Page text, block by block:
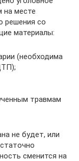
на месте
решения со
материалы:
(необходима
травмам
не будет, или
сменится на